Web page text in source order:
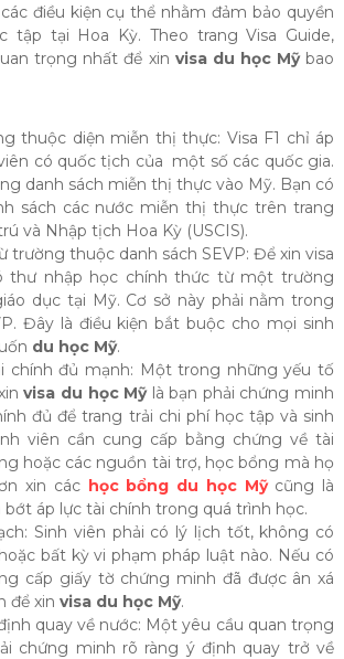
điều kiện cụ thể nhằm đảm bảo quyền
tập tại Hoa Kỳ. Theo trang Visa Guide,
trọng nhất để xin visa du học Mỹbao
thuộc diện miễn thị thực: Visa F1 chỉ áp
có quốc tịch của một số các quốc gia.
danh sách miễn thị thực vào Mỹ. Bạn có
sách các nước miễn thị thực trên trang
và Nhập tịch Hoa Kỳ (USCIS).
trường thuộc danh sách SEVP: Để xin visa
thư nhập học chính thức từ một trường
dục tại Mỹ. Cơ sở này phải nằm trong
Đây là điều kiện bắt buộc cho mọi sinh
du học Mỹ.
chính đủ mạnh: Một trong những yếu tố
visa du học Mỹlà bạn phải chứng minh
đủ để trang trải chi phí học tập và sinh
viên cần cung cấp bằng chứng về tài
hoặc các nguồn tài trợ, học bổng mà họ
xin các học bổng du học Mỹ cũng là
áp lực tài chính trong quá trình học.
Sinh viên phải có lý lịch tốt, không có
bất kỳ vi phạm pháp luật nào. Nếu có
cấp giấy tờ chứng minh đã được ân xá
để xin visa du học Mỹ.
quay về nước: Một yêu cầu quan trọng
chứng minh rõ ràng ý định quay trở về